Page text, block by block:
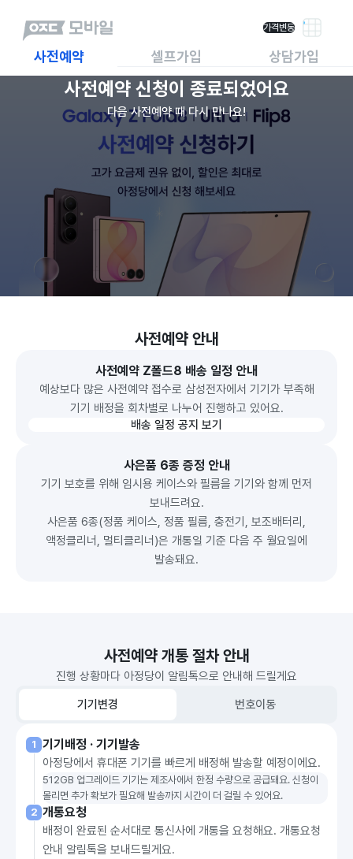
가격변동
사전예약 셀프가입 상담가입
사전예약 신청이 종료되었어요
다음 사전예약 때 다시 만나요!
사전예약 안내
사전예약 Z폴드8 배송 일정 안내
예상보다 많은 사전예약 접수로 삼성전자에서 기기가 부족해
기기 배정을 회차별로 나누어 진행하고 있어요.
배송 일정 공지 보기
사은품 6종 증정 안내
기기 보호를 위해 임시용 케이스와 필름을 기기와 함께 먼저
보내드려요.
사은품 6종(정품 케이스, 정품 필름, 충전기, 보조배터리,
액정클리너, 멀티클리너)은 개통일 기준 다음 주 월요일에
발송돼요.
사전예약 개통 절차 안내
진행 상황마다 아정당이 알림톡으로 안내해 드릴게요
기기변경 번호이동
1 기기배정 · 기기발송
아정당에서 휴대폰 기기를 빠르게 배정해 발송할 예정이에요.
512GB 업그레이드 기기는 제조사에서 한정 수량으로 공급돼요. 신청이
몰리면 추가 확보가 필요해 발송까지 시간이 더 걸릴 수 있어요.
2 개통요청
배정이 완료된 순서대로 통신사에 개통을 요청해요. 개통요청
안내 알림톡을 보내드릴게요.